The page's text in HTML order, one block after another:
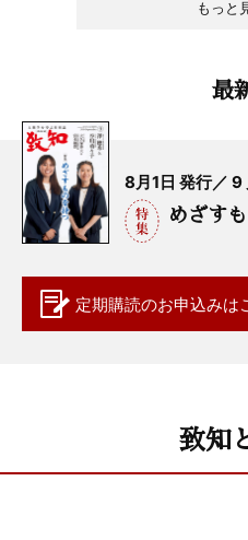
もっと
最
8月1日 発行／ 9
めざす
定期購読のお申込みは
致知